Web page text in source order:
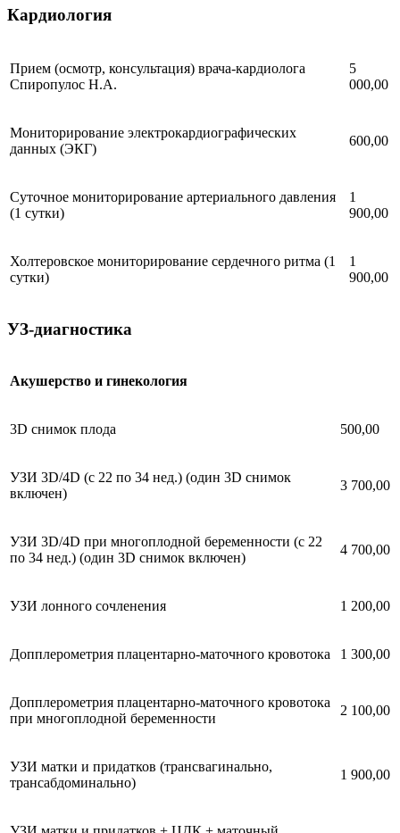
Кардиология
Прием (осмотр, консультация) врача-кардиолога
Спиропулос Н.А.
5
000,00
Мониторирование электрокардиографических
данных (ЭКГ)
600,00
Суточное мониторирование артериального давления
(1 сутки)
1
900,00
Холтеровское мониторирование сердечного ритма (1
сутки)
1
900,00
УЗ-диагностика
Акушерство и гинекология
3D снимок плода 500,00
УЗИ 3D/4D (с 22 по 34 нед.) (один 3D снимок
включен)
3 700,00
УЗИ 3D/4D при многоплодной беременности (с 22
по 34 нед.) (один 3D снимок включен)
4 700,00
УЗИ лонного сочленения 1 200,00
Допплерометрия плацентарно-маточного кровотока 1 300,00
Допплерометрия плацентарно-маточного кровотока
при многоплодной беременности
2 100,00
УЗИ матки и придатков (трансвагинально,
трансабдоминально)
1 900,00